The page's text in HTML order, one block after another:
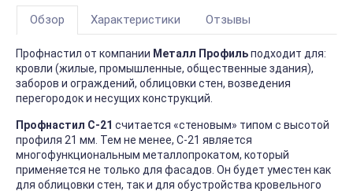
Обзор Характеристики Отзывы
Профнастил от компании Металл Профильподходит для:
кровли (жилые, промышленные, общественные здания),
заборов и ограждений, облицовки стен, возведения
перегородок и несущих конструкций.
Профнастил С-21 считается «стеновым» типом с высотой
профиля 21 мм. Тем не менее, С-21 является
многофункциональным металлопрокатом, который
применяется не только для фасадов. Он будет уместен как
для облицовки стен, так и для обустройства кровельного